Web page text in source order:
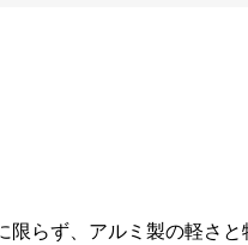
らず、アルミ製の軽さと